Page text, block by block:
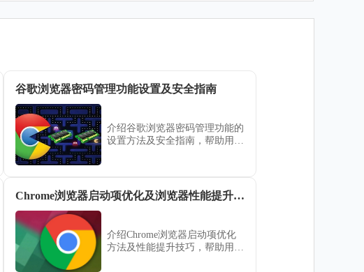
谷歌浏览器密码管理功能设置及安全指南
介绍谷歌浏览器密码管理功能的
设置方法及安全指南，帮助用户
Chrome浏览器启动项优化及浏览器性能提升详细教程
介绍Chrome浏览器启动项优化
方法及性能提升技巧，帮助用户